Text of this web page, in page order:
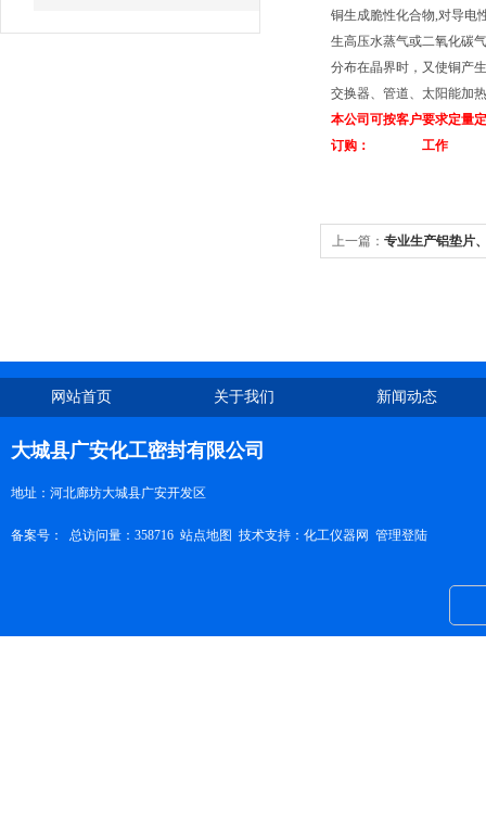
铜生成脆性化合物,对导电
生高压水蒸气或二氧化碳
分布在晶界时，又使铜产
交换器、管道、太阳能加
本公司可按客户要求定量
订购： 工作
上一篇： 专业生产铝垫片
网站首页 关于我们 新闻动态
大城县广安化工密封有限公司
地址：河北廊坊大城县广安开发区
备案号： 总访问量：358716 站点地图 技术支持： 化工仪器网 管理登陆